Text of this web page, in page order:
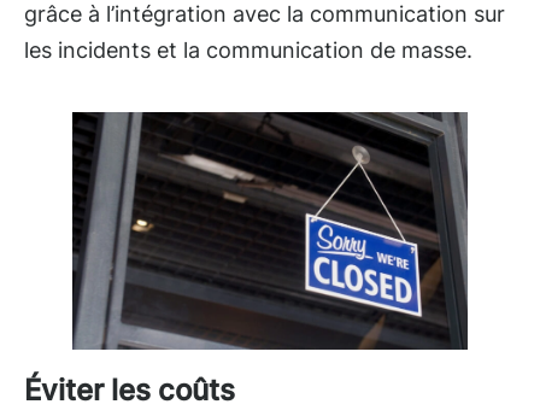
grâce à l’intégration avec la communication sur
les incidents et la communication de masse.
Éviter les coûts